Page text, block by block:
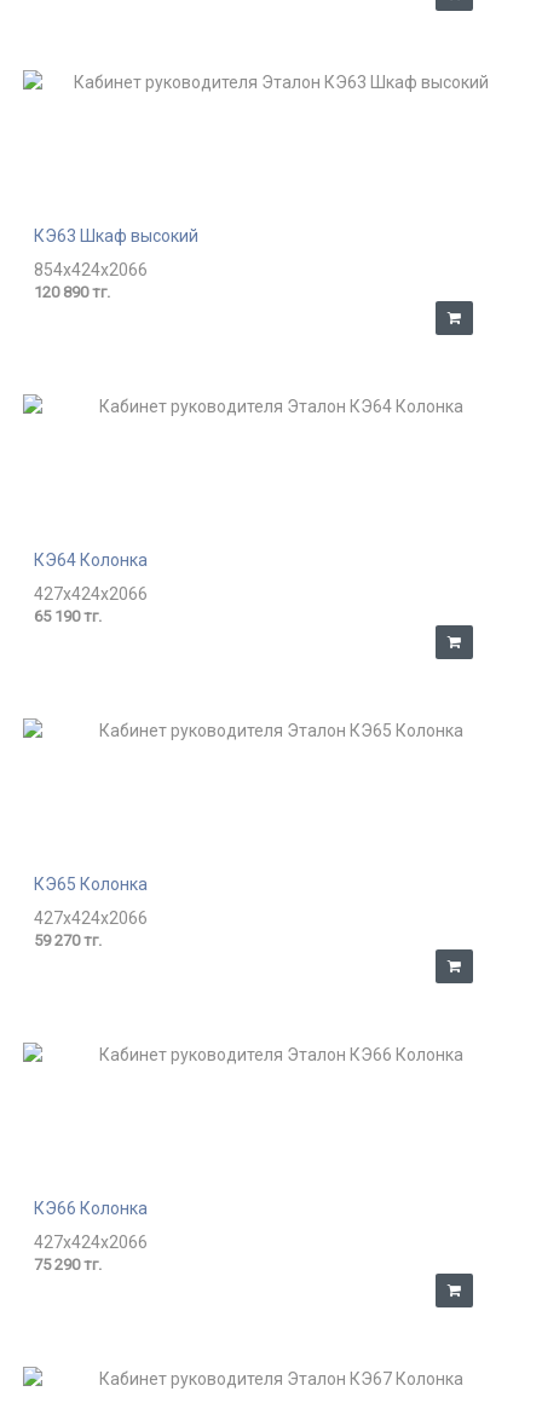
КЭ63 Шкаф высокий
854x424x2066
120 890 тг.
КЭ64 Колонка
427x424x2066
65 190 тг.
КЭ65 Колонка
427x424x2066
59 270 тг.
КЭ66 Колонка
427x424x2066
75 290 тг.